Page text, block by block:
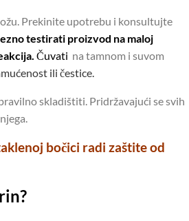
Prekinite upotrebu i konsultujte
testirati proizvod na maloj
Čuvati na tamnom i suvom
ili čestice.
skladištiti. Pridržavajući se svih
bočici radi zaštite od